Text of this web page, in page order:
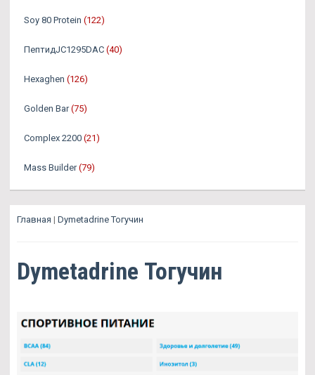
Soy 80 Protein (122)
ПептидJC1295DAC (40)
Hexaghen (126)
Golden Bar (75)
Complex 2200 (21)
Mass Builder (79)
Главная | Dymetadrine Тогучин
Dymetadrine Тогучин